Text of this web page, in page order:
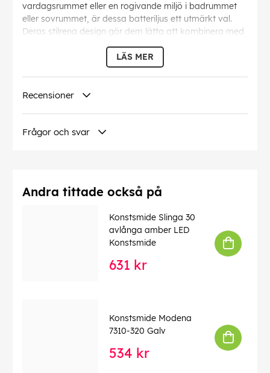
vardagsrummet eller en rogivande miljö i badrummet
eller sovrummet, är dessa batteriljus ett utmärkt val.
Deras stilrena design gör dem lätta att kombinera med
andra dekorationer, och LED-tekniken garanterar en
långvarig och energisnål belysning.
Import Bredd:
Import batterityp:
Alkaline LR6/AA (1,5V)
Import Vikt:
Import skyddsklass:
IP20
Flerfärgad
Import typavljuskälla: LED
LÄS MER
Recensioner
Frågor och svar
Andra tittade också på
Konstsmide Slinga 30
avlånga amber LED
Konstsmide
631 kr
Konstsmide Modena
7310-320 Galv
534 kr